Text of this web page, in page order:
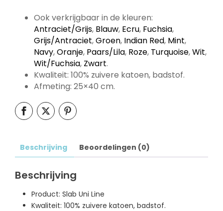
Ook verkrijgbaar in de kleuren:
Antraciet/Grijs, Blauw, Ecru, Fuchsia,
Grijs/Antraciet,Groen, Indian Red, Mint,
Navy,Oranje, Paars/Lila, Roze, Turquoise,Wit,
Wit/Fuchsia, Zwart.
Kwaliteit: 100% zuivere katoen, badstof.
Afmeting: 25×40 cm.
Beschrijving Beoordelingen (0)
Beschrijving
Product: Slab Uni Line
Kwaliteit: 100% zuivere katoen, badstof.